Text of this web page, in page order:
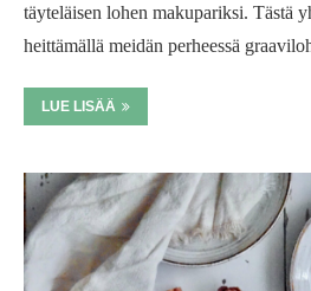
täyteläisen lohen makupariksi. Tästä
heittämällä meidän perheessä
LUE LISÄÄ